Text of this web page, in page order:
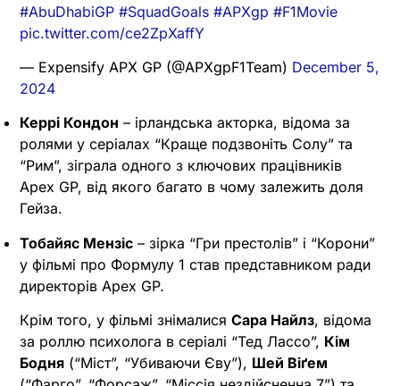
#AbuDhabiGP #SquadGoals #APXgp #F1Movie
pic.twitter.com/ce2ZpXaffY
— Expensify APX GP (@APXgpF1Team) December 5,
2024
Керрі Кондон – ірландська акторка, відома за
ролями у серіалах “Краще подзвоніть Солу” та
“Рим”, зіграла одного з ключових працівників
Apex GP, від якого багато в чому залежить доля
Гейза.
Тобайяс Мензіс – зірка “Гри престолів” і “Корони”
у фільмі про Формулу 1 став представником ради
директорів Apex GP.
Крім того, у фільмі знімалися Сара Найлз, відома
за роллю психолога в серіалі “Тед Лассо”, Кім
Бодня (“Міст”, “Убиваючи Єву”), Шей Віґем